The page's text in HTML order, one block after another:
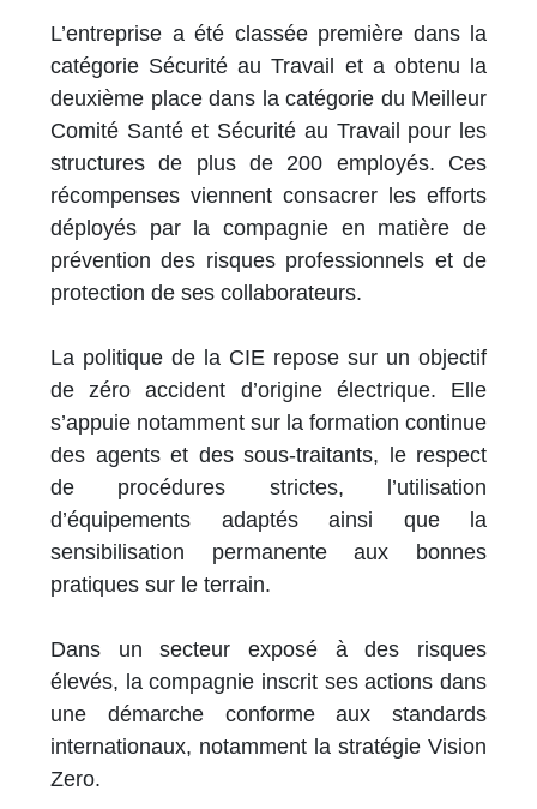
L’entreprise a été classée première dans la
catégorie Sécurité au Travail et a obtenu la
deuxième place dans la catégorie du Meilleur
Comité Santé et Sécurité au Travail pour les
structures de plus de 200 employés. Ces
récompenses viennent consacrer les efforts
déployés par la compagnie en matière de
prévention des risques professionnels et de
protection de ses collaborateurs.
La politique de la CIE repose sur un objectif
de zéro accident d’origine électrique. Elle
s’appuie notamment sur la formation continue
des agents et des sous-traitants, le respect
de procédures strictes, l’utilisation
d’équipements adaptés ainsi que la
sensibilisation permanente aux bonnes
pratiques sur le terrain.
Dans un secteur exposé à des risques
élevés, la compagnie inscrit ses actions dans
une démarche conforme aux standards
internationaux, notamment la stratégie Vision
Zero.